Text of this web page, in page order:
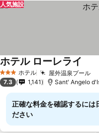
人気施設
3 ホテルのランク
ホテル 屋外温泉プール
ホテル ローレライ
7.3 1,141 Sant' Angelo
正確な料金を確認するには
ださい